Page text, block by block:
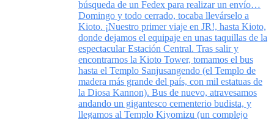
búsqueda de un Fedex para realizar un envío…
Domingo y todo cerrado, tocaba llevárselo a
Kioto. ¡Nuestro primer viaje en JR!, hasta Kioto,
donde dejamos el equipaje en unas taquillas de la
espectacular Estación Central. Tras salir y
encontrarnos la Kioto Tower, tomamos el bus
hasta el Templo Sanjusangendo (el Templo de
madera más grande del país, con mil estatuas de
la Diosa Kannon). Bus de nuevo, atravesamos
andando un gigantesco cementerio budista, y
llegamos al Templo Kiyomizu (un complejo